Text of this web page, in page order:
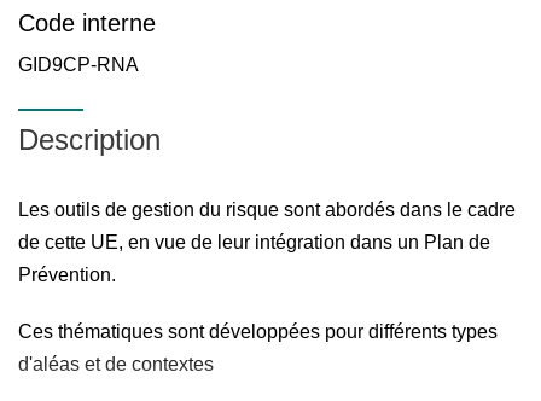
Code interne
GID9CP-RNA
Description
Les outils de gestion du risque sont abordés dans le cadre
de cette UE, en vue de leur intégration dans un Plan de
Prévention.
Ces thématiques sont développées pour différents types
d'aléas et de contextes